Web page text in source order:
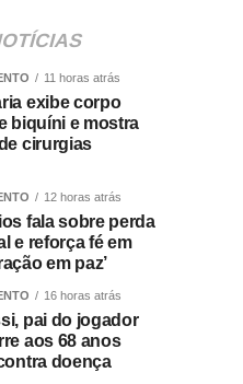
11 horas atrás
exibe corpo
biquíni e mostra
cirurgias
12 horas atrás
fala sobre perda
e reforça fé em
em paz’
16 horas atrás
pai do jogador
aos 68 anos
doença